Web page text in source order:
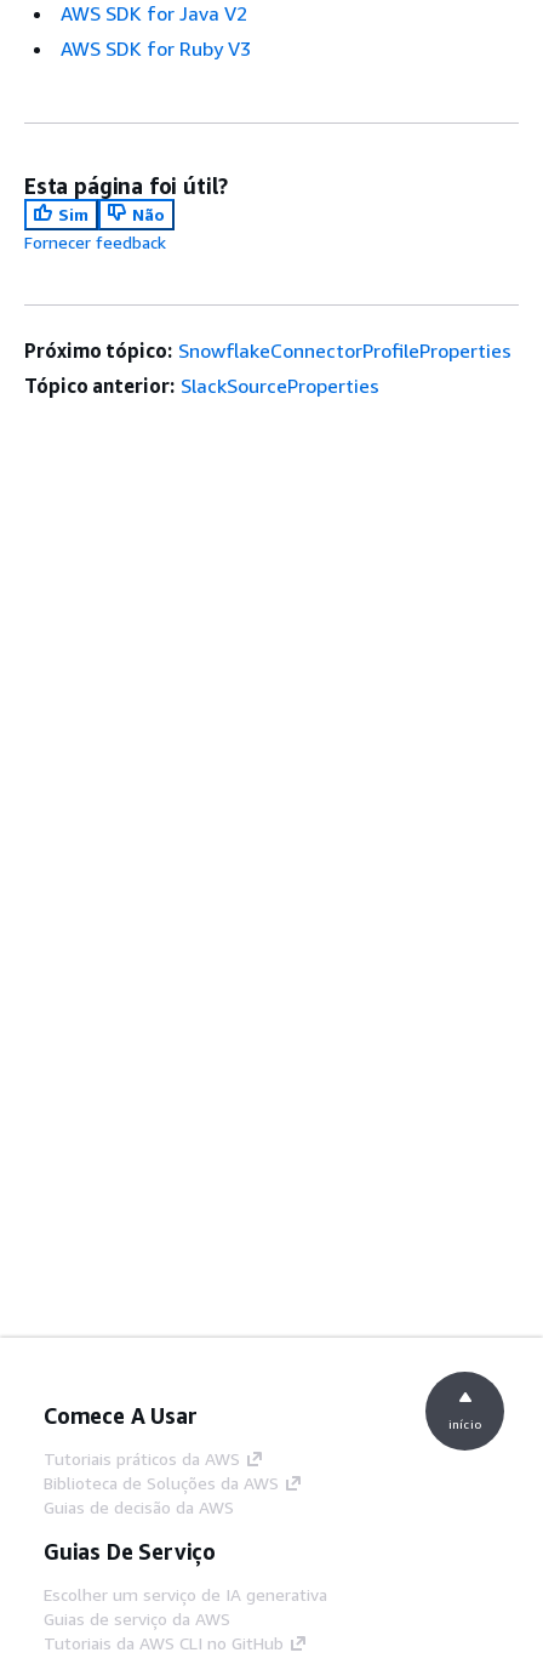
AWS SDK for Java V2
AWS SDK for Ruby V3
Esta página foi útil?
Sim
Não
Fornecer feedback
Próximo tópico: SnowflakeConnectorProfileProperties
Tópico anterior: SlackSourceProperties
Comece A Usar
Tutoriais práticos da AWS
Biblioteca de Soluções da AWS
Guias de decisão da AWS
Guias De Serviço
Escolher um serviço de IA generativa
Guias de serviço da AWS
Tutoriais da AWS CLI no GitHub
início